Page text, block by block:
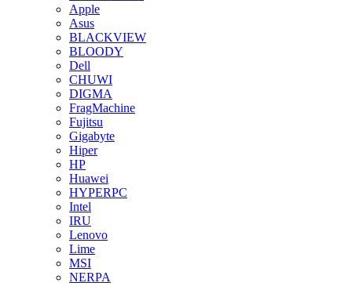
Apple
Asus
BLACKVIEW
BLOODY
Dell
CHUWI
DIGMA
FragMachine
Fujitsu
Gigabyte
Hiper
HP
Huawei
HYPERPC
Intel
IRU
Lenovo
Lime
MSI
NERPA